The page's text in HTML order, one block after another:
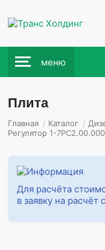
меню
Плита
Главная / Каталог /
Регулятор 1-
Для расчёта
в заявку на